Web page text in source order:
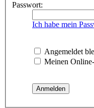
Passwort:
Ich habe mein
Angemeldet
Meinen